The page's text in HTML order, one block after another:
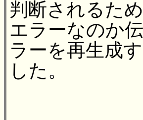
判断されるた
エラーなのか
ラーを再生成
した。